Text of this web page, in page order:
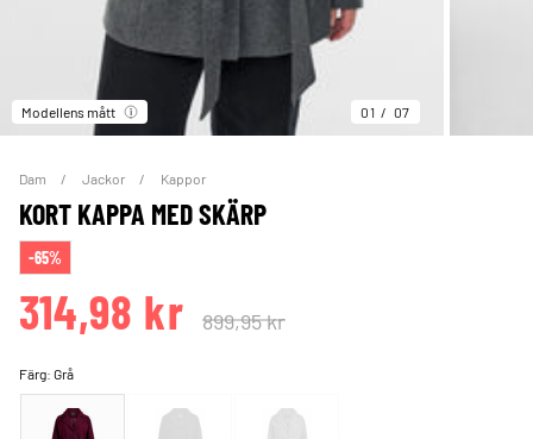
Modellens mått 01 07
Dam Jackor Kappor
KORT KAPPA MED SKÄRP
-65%
314,98 kr 899,95 kr
Färg:Grå